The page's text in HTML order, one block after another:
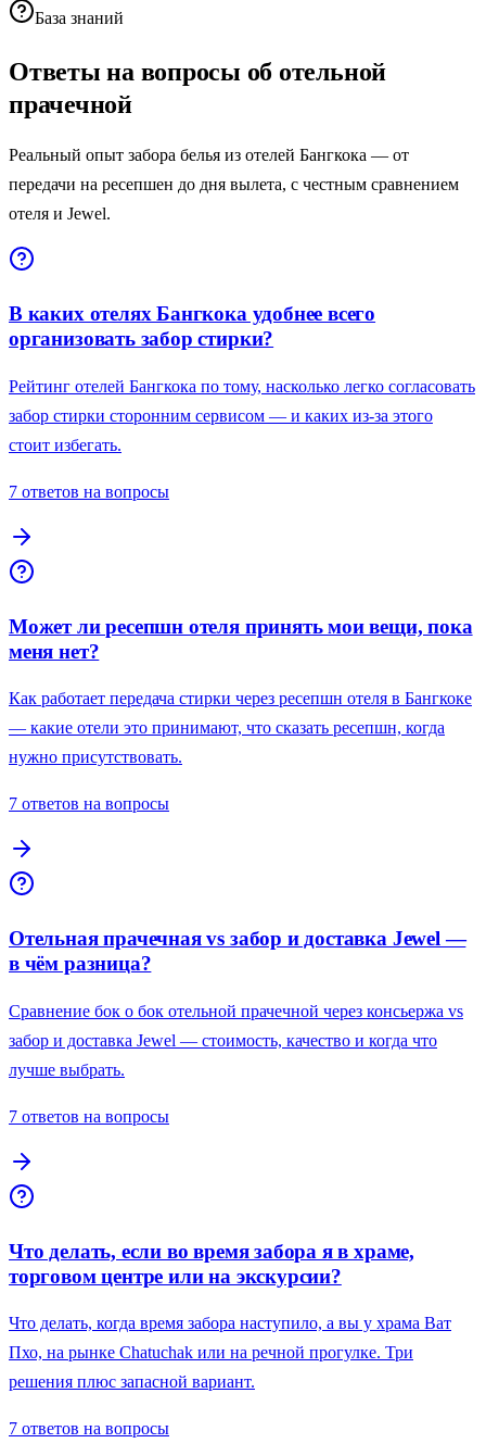
База знаний
Ответы на вопросы об отельной
прачечной
Реальный опыт забора белья из отелей Бангкока — от
передачи на ресепшен до дня вылета, с честным сравнением
отеля и Jewel.
В каких отелях Бангкока удобнее всего
организовать забор стирки?
Рейтинг отелей Бангкока по тому, насколько легко согласовать
забор стирки сторонним сервисом — и каких из-за этого
стоит избегать.
7 ответов на вопросы
Может ли ресепшн отеля принять мои вещи, пока
меня нет?
Как работает передача стирки через ресепшн отеля в Бангкоке
— какие отели это принимают, что сказать ресепшн, когда
нужно присутствовать.
7 ответов на вопросы
Отельная прачечная vs забор и доставка Jewel —
в чём разница?
Сравнение бок о бок отельной прачечной через консьержа vs
забор и доставка Jewel — стоимость, качество и когда что
лучше выбрать.
7 ответов на вопросы
Что делать, если во время забора я в храме,
торговом центре или на экскурсии?
Что делать, когда время забора наступило, а вы у храма Ват
Пхо, на рынке Chatuchak или на речной прогулке. Три
решения плюс запасной вариант.
7 ответов на вопросы